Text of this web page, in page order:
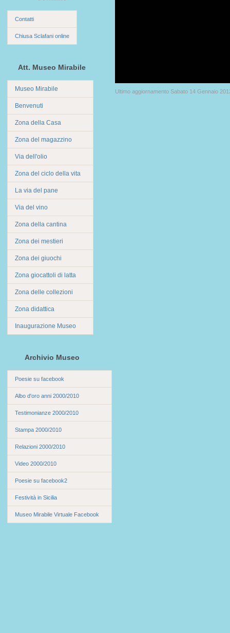
Contatti
Chiusa Sclafani online
Att. Museo Mirabile
Museo Mirabile
Benvenuti
Zona della Casa
Zona del magazzino
Via dell'olio
Zona del ciclo della vita
La via del pane
Via del vino
Zona della cantina
Zona dei mestieri
Zona dei giuochi
Zona giocattoli di latta
Zona delle collezioni
Zona didattica
Inaugurazione Museo
Archivio Museo
Poesie su facebook
Albo d'oro anni 2000/2010
Testimonianze 2000/2010
Stampa 2000/2010
Relazioni 2000/2010
Video 2000/2010
Poesie su facebook2
Festività in Sicilia
Museo Mirabile Virtuale Facebook
Ultimo aggiornamento Sabato 14 Gennaio